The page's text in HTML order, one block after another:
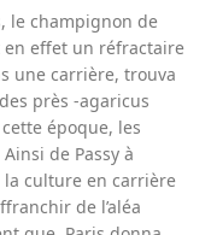
le champignon de
en effet un réfractaire
une carrière, trouva
près -agaricus
époque, les
de Passy à
culture en carrière
de l’aléa